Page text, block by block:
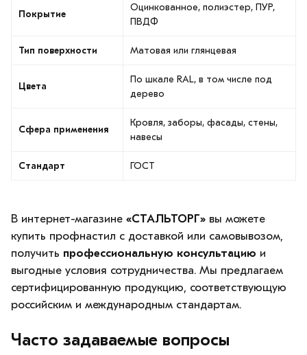
Покрытие
Оцинкованное, полиэстер, ПУР,
ПВДФ
Тип поверхности Матовая или глянцевая
Цвета
По шкале RAL, в том числе под
дерево
Сфера применения
Кровля, заборы, фасады, стены,
навесы
Стандарт ГОСТ
В интернет-магазине «СТАЛЬТОРГ» вы можете
купить профнастил с доставкой или самовывозом,
получить профессиональную консультацию и
выгодные условия сотрудничества. Мы предлагаем
сертифицированную продукцию, соответствующую
российским и международным стандартам.
Часто задаваемые вопросы